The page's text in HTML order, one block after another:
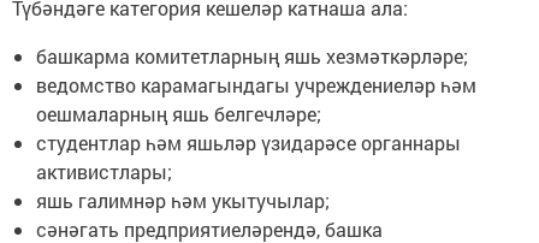
Түбәндәге категория кешеләр катнаша ала:
башкарма комитетларның яшь хезмәткәрләре;
ведомство карамагындагы учреждениеләр һәм
оешмаларның яшь белгечләре;
студентлар һәм яшьләр үзидарәсе органнары
активистлары;
яшь галимнәр һәм укытучылар;
сәнәгать предприятиеләрендә, башка